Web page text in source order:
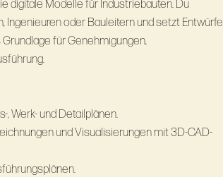
digitale Modelle für Industriebauten. Du
Ingenieuren oder Bauleitern und setzt Entwürfe
für Genehmigungen,
, Werk- und Detailplänen.
und Visualisierungen mit 3D-CAD-